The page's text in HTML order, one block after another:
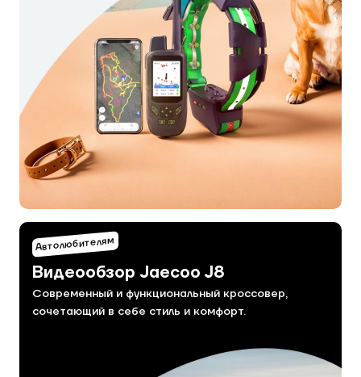
Автолюбителям
Видеообзор Jaecoo J8
Современный и функциональный кроссовер,
сочетающий в себе стиль и комфорт.